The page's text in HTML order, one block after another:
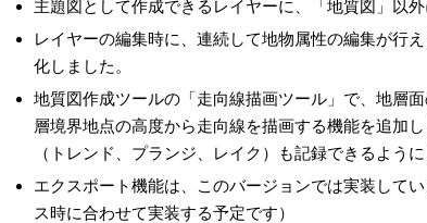
主題図として作成できるレイヤーに、「地質図」以
レイヤーの編集時に、連続して地物属性の編集が行
化しました。
地質図作成ツールの「走向線描画ツール」で、地層
層境界地点の高度から走向線を描画する機能を追加
（トレンド、プランジ、レイク）も記録できるように
エクスポート機能は、このバージョンでは実装して
ス時に合わせて実装する予定です）